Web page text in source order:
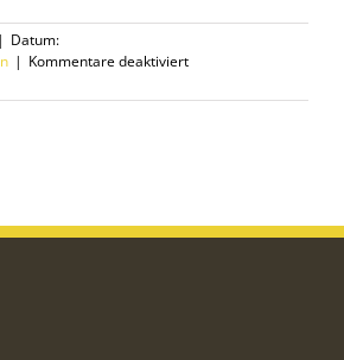
| Datum:
| Kommentare deaktiviertfür
des